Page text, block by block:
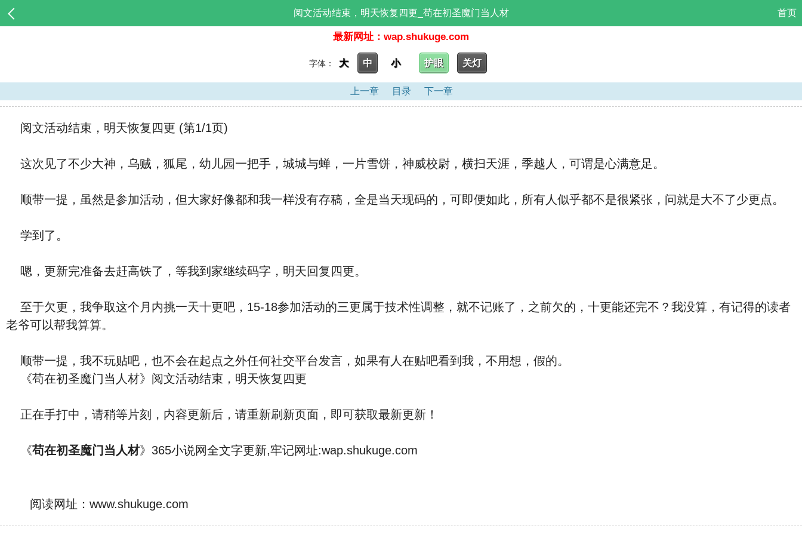
阅文活动结束，明天恢复四更_苟在初圣魔门当人材 首页
最新网址：wap.shukuge.com
字体： 大 中 小 护眼 关灯
上一章 目录 下一章
阅文活动结束，明天恢复四更 (第1/1页)
这次见了不少大神，乌贼，狐尾，幼儿园一把手，城城与蝉，一片雪饼，神威校尉，横扫天涯，季越人，可谓是心满意足。
顺带一提，虽然是参加活动，但大家好像都和我一样没有存稿，全是当天现码的，可即便如此，所有人似乎都不是很紧张，问就是大不了少更点。
学到了。
嗯，更新完准备去赶高铁了，等我到家继续码字，明天回复四更。
至于欠更，我争取这个月内挑一天十更吧，15-18参加活动的三更属于技术性调整，就不记账了，之前欠的，十更能还完不？我没算，有记得的读者
老爷可以帮我算算。
顺带一提，我不玩贴吧，也不会在起点之外任何社交平台发言，如果有人在贴吧看到我，不用想，假的。
《苟在初圣魔门当人材》阅文活动结束，明天恢复四更
正在手打中，请稍等片刻，内容更新后，请重新刷新页面，即可获取最新更新！
《苟在初圣魔门当人材》365小说网全文字更新,牢记网址:wap.shukuge.com
阅读网址：www.shukuge.com